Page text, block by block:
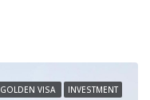
GOLDEN VISA INVESTMENT